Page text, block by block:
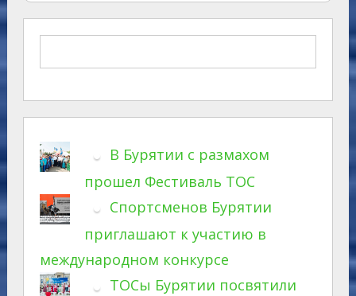
В Бурятии с размахом
прошел Фестиваль ТОС
Спортсменов Бурятии
приглашают к участию в
международном конкурсе
ТОСы Бурятии посвятили